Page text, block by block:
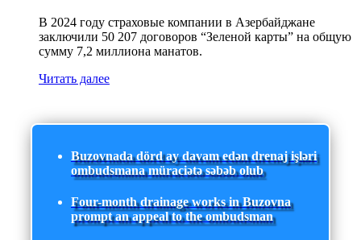
В 2024 году страховые компании в Азербайджане
заключили 50 207 договоров “Зеленой карты” на общую
сумму 7,2 миллиона манатов.
Читать далее
Buzovnada dörd ay davam edən drenaj işləri
ombudsmana müraciətə səbəb olub
Four-month drainage works in Buzovna
prompt an appeal to the ombudsman